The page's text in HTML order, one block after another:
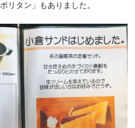
リタン」もありました。